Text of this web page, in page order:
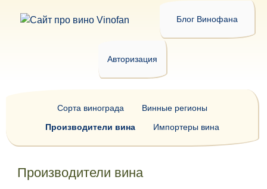
Блог Винофана
Авторизация
Производители вина
Сорта винограда
Винные регионы
Производители вина
Импортеры вина